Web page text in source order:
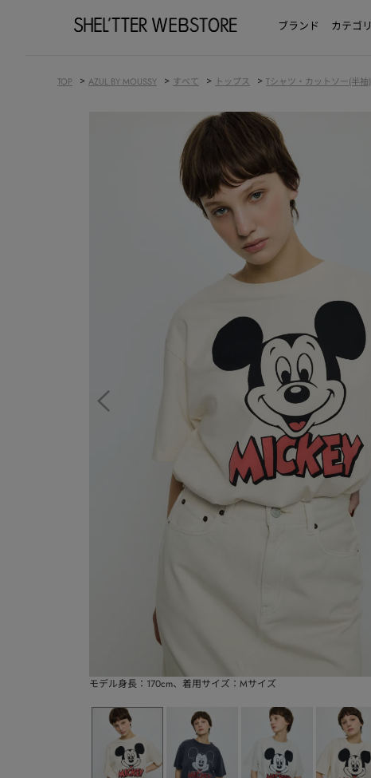
ブランド カテゴリ
TOP > AZUL BY MOUSSY > すべて > トップス > Tシャツ・カットソー(半袖)
モデル身長：170cm、着用サイズ：Mサイズ